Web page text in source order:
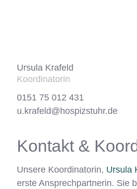
Ursula Krafeld
Koordinatorin
0151 75 012 431
u.krafeld@hospizstuhr.de
Kontakt &
Unsere Koordinatorin, Ursula
erste Ansprechpartnerin. Sie